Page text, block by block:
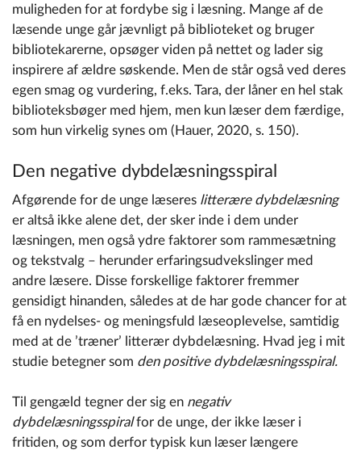
muligheden for at fordybe sig i læsning. Mange af de
læsende unge går jævnligt på biblioteket og bruger
bibliotekarerne, opsøger viden på nettet og lader sig
inspirere af ældre søskende. Men de står også ved deres
egen smag og vurdering, f.eks. Tara, der låner en hel stak
biblioteksbøger med hjem, men kun læser dem færdige,
som hun virkelig synes om (Hauer, 2020, s. 150).
Den negative dybdelæsningsspiral
Afgørende for de unge læseres litterære dybdelæsning
er altså ikke alene det, der sker inde i dem under
læsningen, men også ydre faktorer som rammesætning
og tekstvalg – herunder erfaringsudvekslinger med
andre læsere. Disse forskellige faktorer fremmer
gensidigt hinanden, således at de har gode chancer for at
få en nydelses- og meningsfuld læseoplevelse, samtidig
med at de ’træner’ litterær dybdelæsning. Hvad jeg i mit
studie betegner som den positive dybdelæsningsspiral.
Til gengæld tegner der sig en negativ
dybdelæsningsspiralfor de unge, der ikke læser i
fritiden, og som derfor typisk kun læser længere